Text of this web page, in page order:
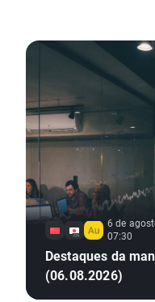
6 de
07:30
Destaques da
(06.08.2026)